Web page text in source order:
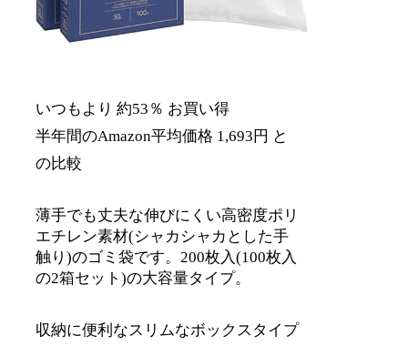
いつもより 約53％ お買い得
半年間のAmazon平均価格 1,693円 と
の比較
薄手でも丈夫な伸びにくい高密度ポリ
エチレン素材(シャカシャカとした手
触り)のゴミ袋です。200枚入(100枚入
の2箱セット)の大容量タイプ。
収納に便利なスリムなボックスタイプ